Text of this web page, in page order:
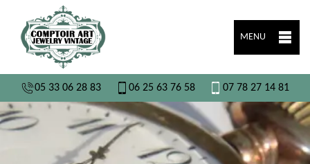
MENU
05 33 06 28 83 06 25 63 76 58 07 78 27 14 81